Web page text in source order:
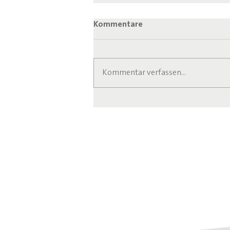
Kommentare
Kommentar verfassen...